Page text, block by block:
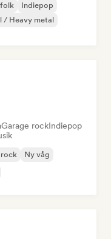
Indiepop
/ Heavy metal
Garage rockIndiepop
Ny våg